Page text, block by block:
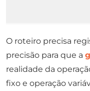
O roteiro precisa
precisão para que a
realidade da
fixo e operação